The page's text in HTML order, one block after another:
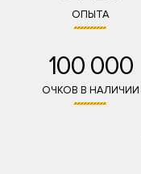
ОПЫТА
100 000
ОЧКОВ В НАЛИЧИИ